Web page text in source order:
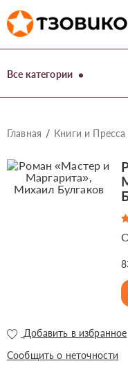
Все категории
Главная Книги и Пресса
Добавить в избранное
Сообщить о неточности